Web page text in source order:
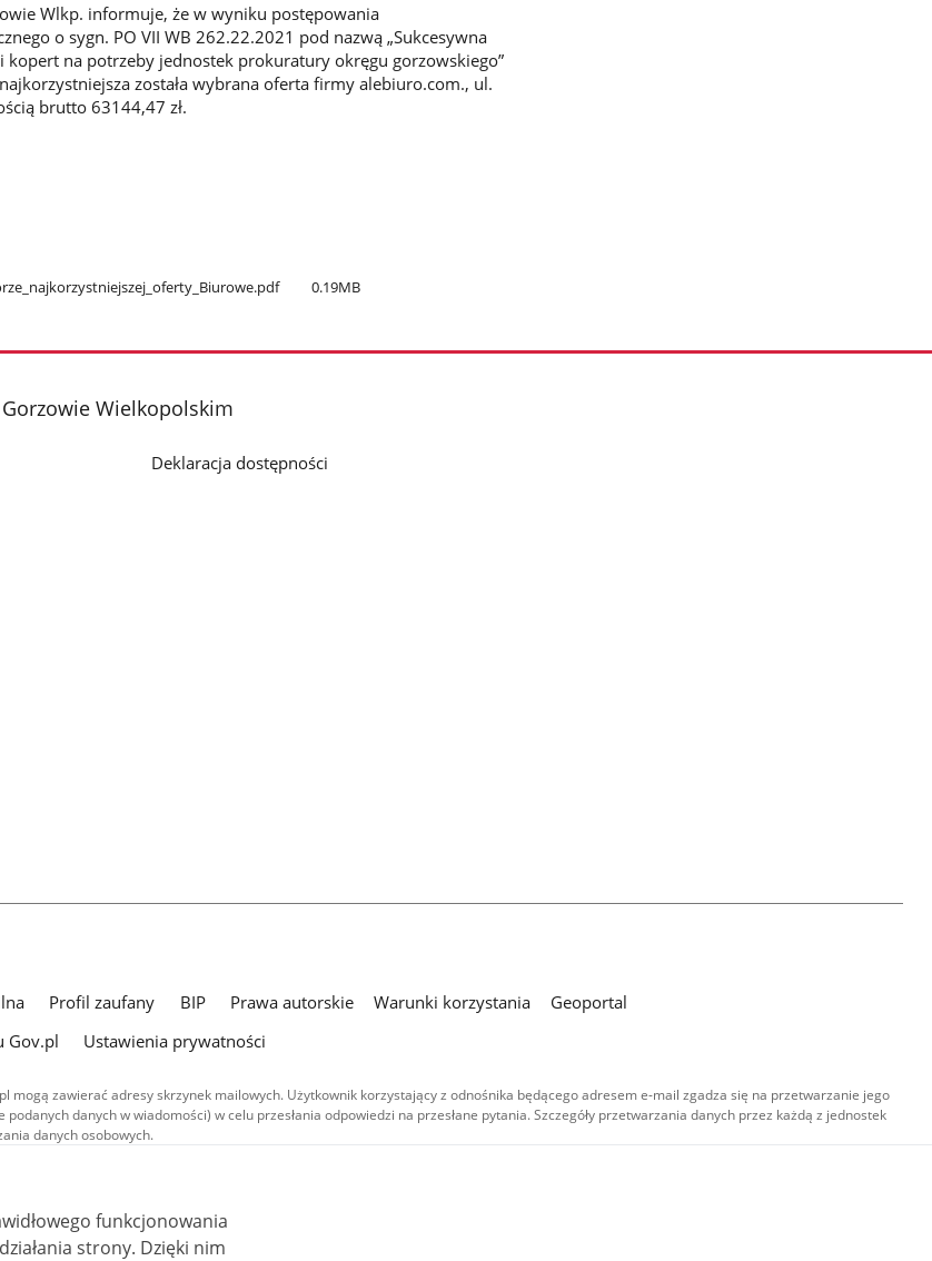
Wlkp. informuje, że w wyniku postępowania
o sygn. PO VII WB 262.22.2021 pod nazwą „Sukcesywna
kopert na potrzeby jednostek prokuratury okręgu gorzowskiego”
została wybrana oferta firmy alebiuro.com., ul.
brutto 63144,47 zł.
0.19MB
Wielkopolskim
Deklaracja dostępności
Profil zaufany BIP Prawa autorskie Warunki korzystania
Geoportal
Gov.pl
Ustawienia prywatności
mogą zawierać adresy skrzynek mailowych. Użytkownik korzystający z odnośnika będącego adresem e-mail zgadza się na przetwarzanie jego
danych w wiadomości) w celu przesłania odpowiedzi na przesłane pytania. Szczegóły przetwarzania danych przez każdą z jednostek
danych osobowych.
w serwisie (z wyłączeniem treści audiowizualnych), są
Creative Commons: uznanie autorstwa - na tych samych
4.0). Materiały audiowizualne, w tym zdjęcia, materiały audio i wideo,
typu Creative Commons: uznanie autorstwa użycie niekomercyjne -
(CC BY-NC-ND 4.0), o ile nie jest to stwierdzone inaczej.
funkcjonowania
strony. Dzięki nim